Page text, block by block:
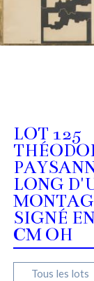
LOT 125
LONG
SIGNÉ
CM OH
Tous les lots